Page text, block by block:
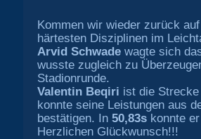
Kommen wir wieder zurück
härtesten Disziplinen im
Arvid Schwadewagte sich
wusste zugleich zu
Stadionrunde.
Valentin Beqiri ist die
konnte seine Leistungen aus
bestätigen. In 50,83skonnte er
Herzlichen Glückwunsch!!!